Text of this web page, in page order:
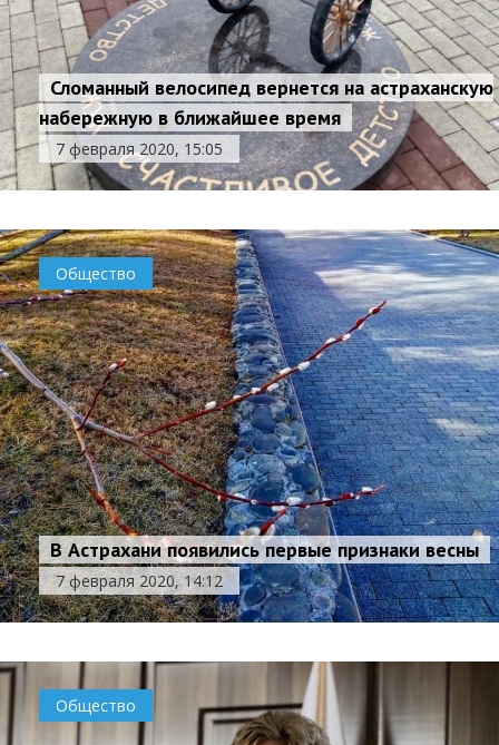
Сломанный велосипед вернется на астраханскую
набережную в ближайшее время
7 февраля 2020, 15:05
Общество
В Астрахани появились первые признаки весны
7 февраля 2020, 14:12
Общество